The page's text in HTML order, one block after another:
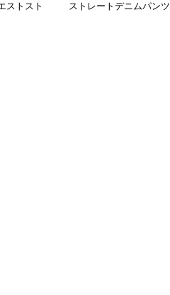
ストスト
ストレートデニムパンツ